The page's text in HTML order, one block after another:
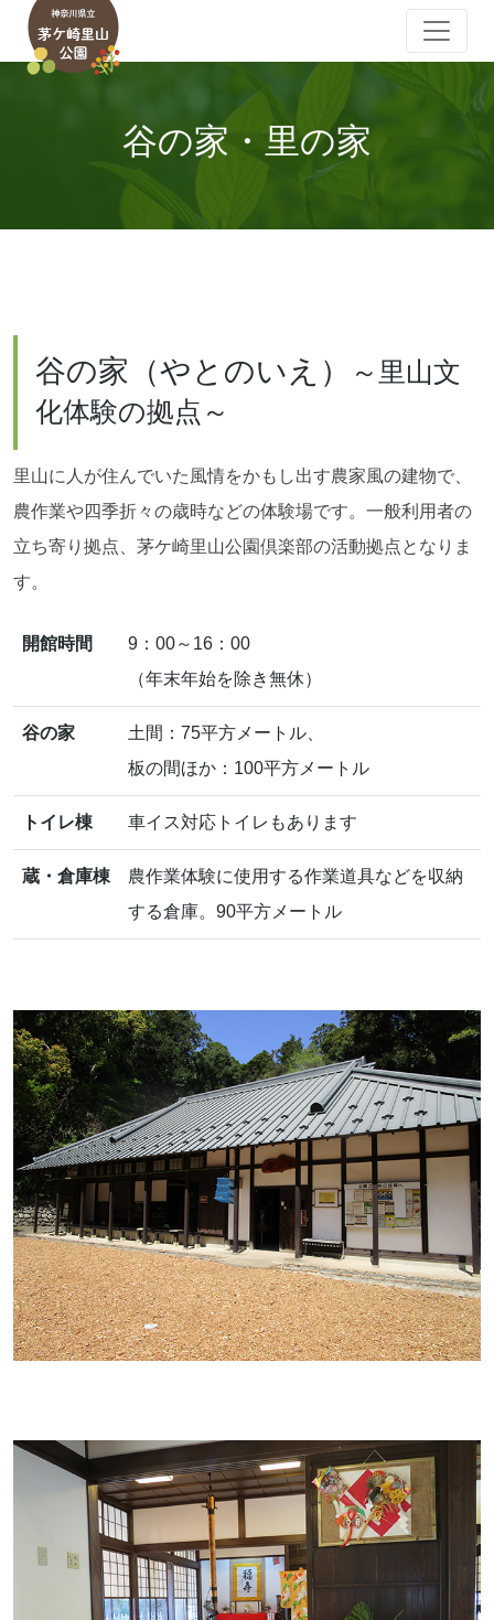
谷の家・里の家
谷の家（やとのいえ）
～里山文
化体験の拠点～
里山に人が住んでいた風情をかもし出す農家風の建物で、
農作業や四季折々の歳時などの体験場です。一般利用者の
立ち寄り拠点、茅ケ崎里山公園倶楽部の活動拠点となりま
す。
開館時間
9：00～16：00
（年末年始を除き無休）
谷の家
土間：75平方メートル、
板の間ほか：100平方メートル
トイレ棟 車イス対応トイレもあります
蔵・倉庫棟
農作業体験に使用する作業道具などを収納
する倉庫。90平方メートル